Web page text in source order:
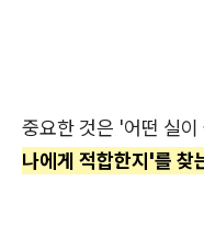
중요한 것은 '어떤 실
나에게 적합한지'를 찾